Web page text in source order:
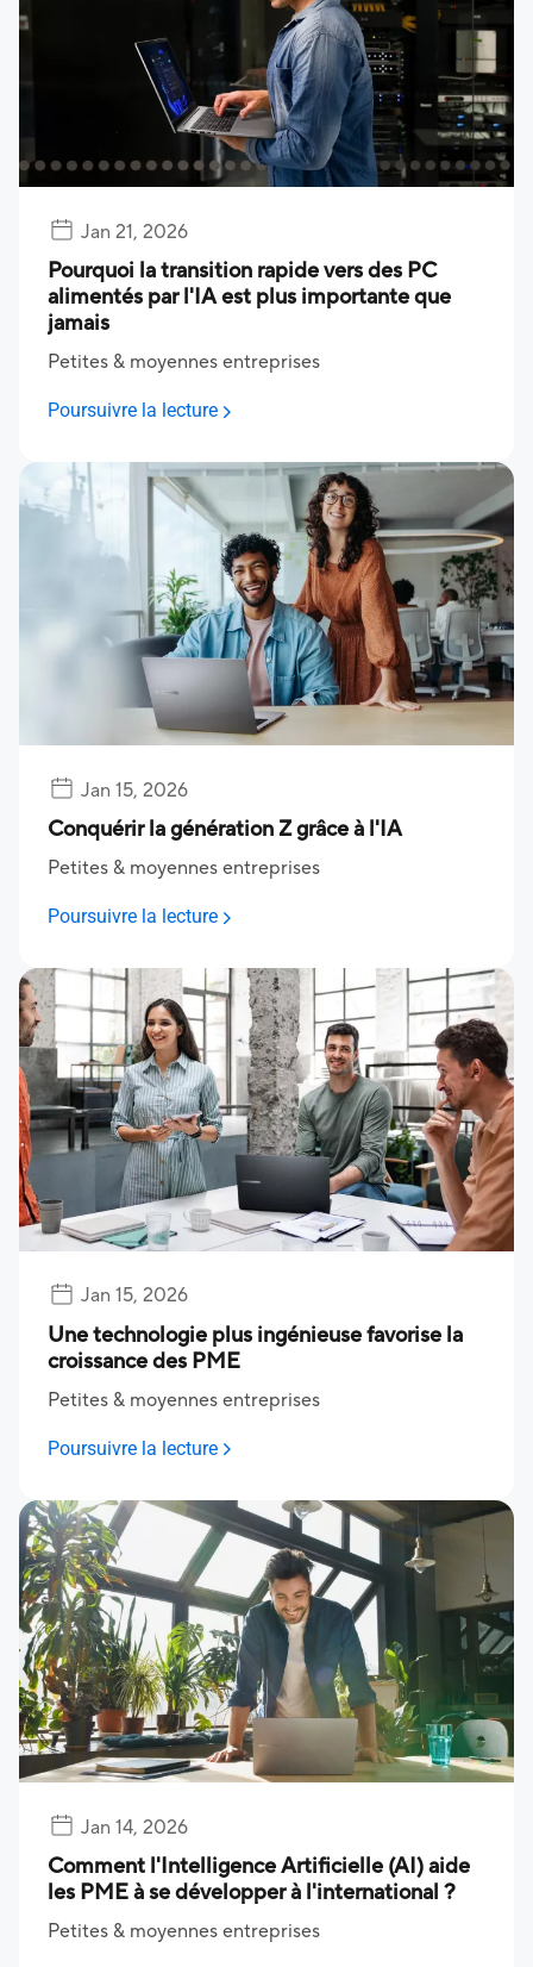
Jan 21, 2026
Pourquoi la transition rapide vers des PC
alimentés par l'IA est plus importante que
jamais
Petites & moyennes entreprises
Poursuivre la lecture
Jan 15, 2026
Conquérir la génération Z grâce à l'IA
Petites & moyennes entreprises
Poursuivre la lecture
Jan 15, 2026
Une technologie plus ingénieuse favorise la
croissance des PME
Petites & moyennes entreprises
Poursuivre la lecture
Jan 14, 2026
Comment l'Intelligence Artificielle (AI) aide
les PME à se développer à l'international ?
Petites & moyennes entreprises